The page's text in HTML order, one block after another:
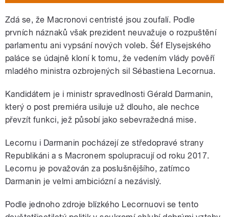
Zdá se, že Macronovi centristé jsou zoufalí. Podle
prvních náznaků však prezident neuvažuje o rozpuštění
parlamentu ani vypsání nových voleb. Šéf Elysejského
paláce se údajně kloní k tomu, že vedením vlády pověří
mladého ministra ozbrojených sil Sébastiena Lecornua.
Kandidátem je i ministr spravedlnosti Gérald Darmanin,
který o post premiéra usiluje už dlouho, ale nechce
převzít funkci, jež působí jako sebevražedná mise.
Lecornu i Darmanin pocházejí ze středopravé strany
Republikáni a s Macronem spolupracují od roku 2017.
Lecornu je považován za poslušnějšího, zatímco
Darmanin je velmi ambiciózní a nezávislý.
Podle jednoho zdroje blízkého Lecornuovi se tento